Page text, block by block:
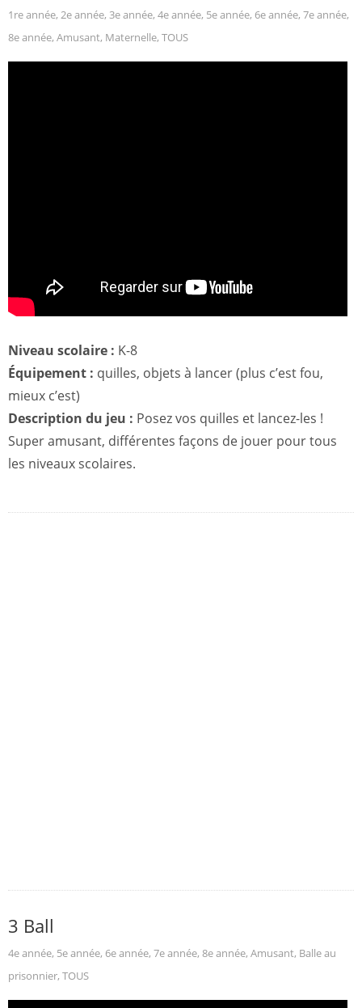
1re année, 2e année, 3e année, 4e année, 5e année, 6e année, 7e année,
8e année, Amusant, Maternelle, TOUS
Niveau scolaire : K-8
Équipement : quilles, objets à lancer (plus c’est fou,
mieux c’est)
Description du jeu : Posez vos quilles et lancez-les !
Super amusant, différentes façons de jouer pour tous
les niveaux scolaires.
3 Ball
4e année, 5e année, 6e année, 7e année, 8e année, Amusant, Balle au
prisonnier, TOUS